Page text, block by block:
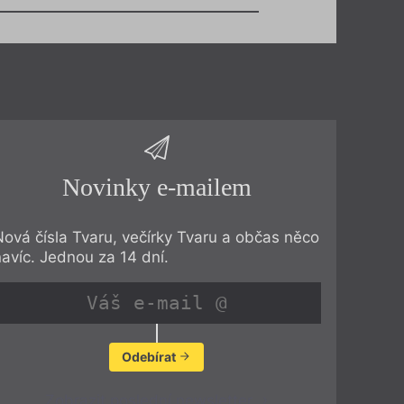
Novinky e-mailem
čísla Tvaru, večírky Tvaru a občas něco
Jednou za 14 dní.
Odebírat